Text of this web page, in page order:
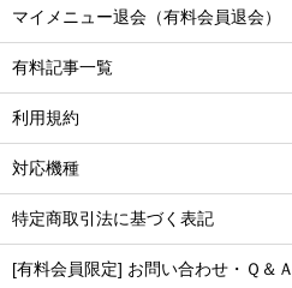
マイメニュー退会（有料会員退会）
有料記事一覧
利用規約
対応機種
特定商取引法に基づく表記
[有料会員限定] お問い合わせ・Ｑ＆Ａ